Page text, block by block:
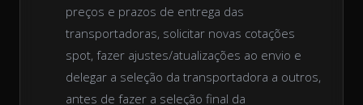
preços e prazos de entrega das
transportadoras, solicitar novas cotações
spot, fazer ajustes/atualizações ao envio e
delegar a seleção da transportadora a outros,
antes de fazer a seleção final da